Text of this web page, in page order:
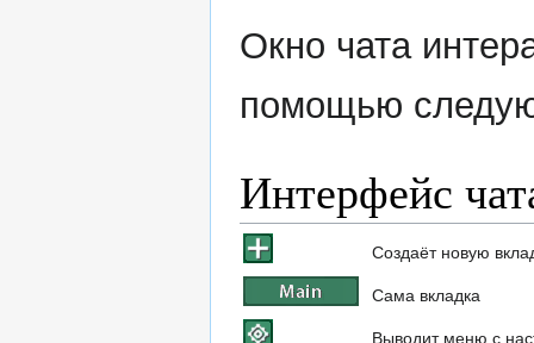
Окно чата
помощью
Интерфейс
Создаёт новую
Сама вкладка
Выводит меню с